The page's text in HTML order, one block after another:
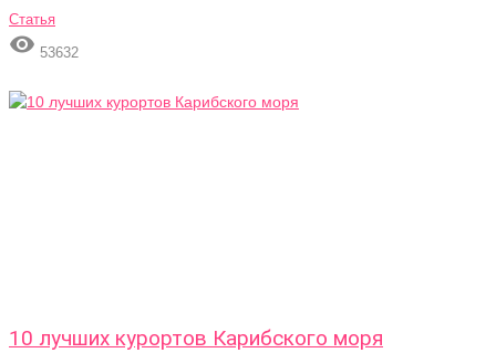
Статья
 53632
10 лучших курортов Карибского моря